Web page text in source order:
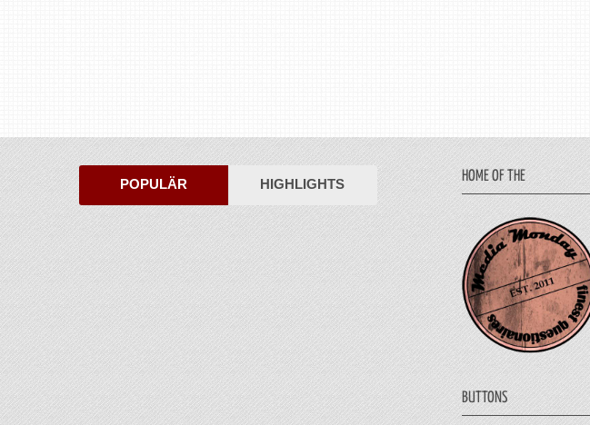
POPULÄR HIGHLIGHTS HOME OF THE
BUTTONS